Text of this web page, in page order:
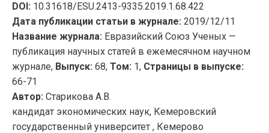
DOI: 10.31618/ESU.2413-9335.2019.1.68.422
Дата публикации статьи в журнале: 2019/12/11
Название журнала: Евразийский Союз Ученых —
публикация научных статей в ежемесячном научном
журнале, Выпуск: 68, Том: 1, Страницы в выпуске:
66-71
Автор: Старикова А.В.
кандидат экономических наук, Кемеровский
государственный университет , Кемерово